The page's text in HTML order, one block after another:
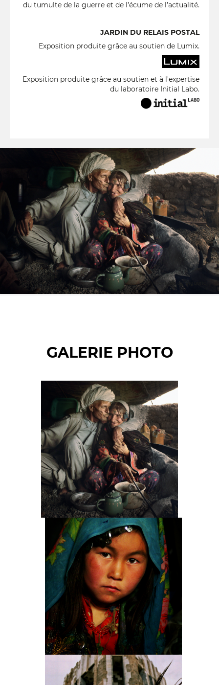
du tumulte de la guerre et de l’écume de l’actualité.
JARDIN DU RELAIS POSTAL
Exposition produite grâce au soutien de Lumix.
Exposition produite grâce au soutien et à l'expertise
du laboratoire Initial Labo.
© Véronique de Viguerie
GALERIE PHOTO